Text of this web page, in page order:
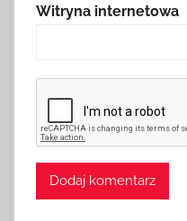
Witryna internetowa